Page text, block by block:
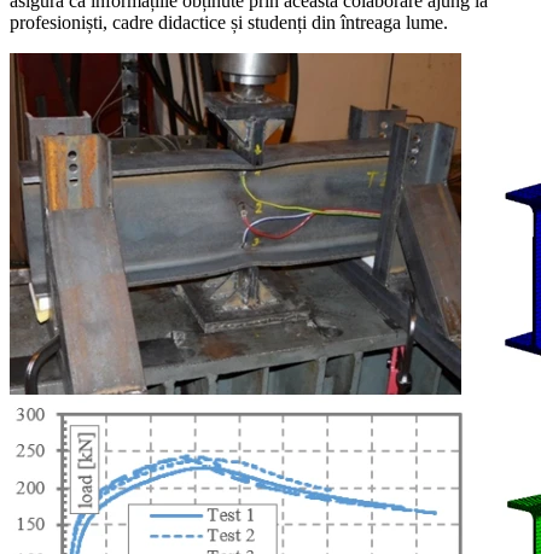
profesioniști, cadre didactice și studenți din întreaga lume.